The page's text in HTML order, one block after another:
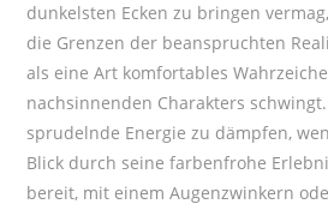
dunkelsten Ecken zu bringen
die Grenzen der beanspruchten
als eine Art komfortables
nachsinnenden Charakters
sprudelnde Energie zu dämpfen,
Blick durch seine farbenfrohe
bereit, mit einem Augenzwinkern